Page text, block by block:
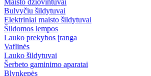
Maisto džiovintuvai
Bulvyčiu šildytuvai
Elektriniai maisto šildytuvai
Šildomos lempos
Lauko prekybos įranga
Vaflinės
Lauko šildytuvai
Šerbeto gaminimo aparatai
Blynkepės